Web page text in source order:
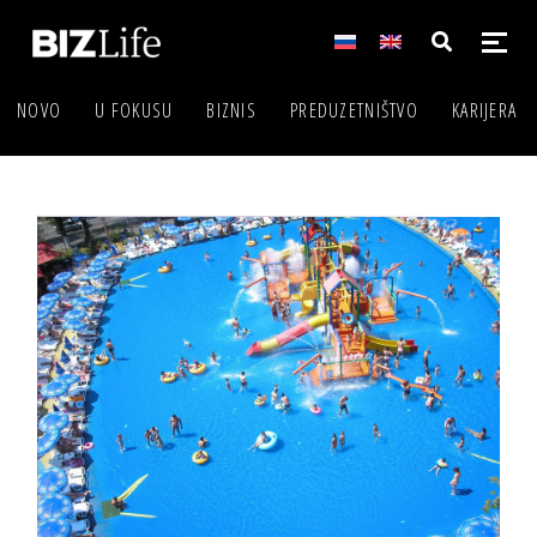
NOVO U FOKUSU BIZNIS PREDUZETNIŠTVO KARIJERA